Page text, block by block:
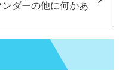
ダーの他に何かあ